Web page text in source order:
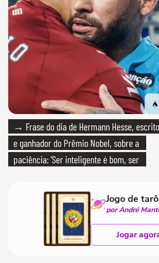
→ Frase do dia de Hermann Hesse,
e ganhador do Prêmio Nobel, sobre a
paciência: 'Ser inteligente é bom, ser
Jogo de
por André
Jogar